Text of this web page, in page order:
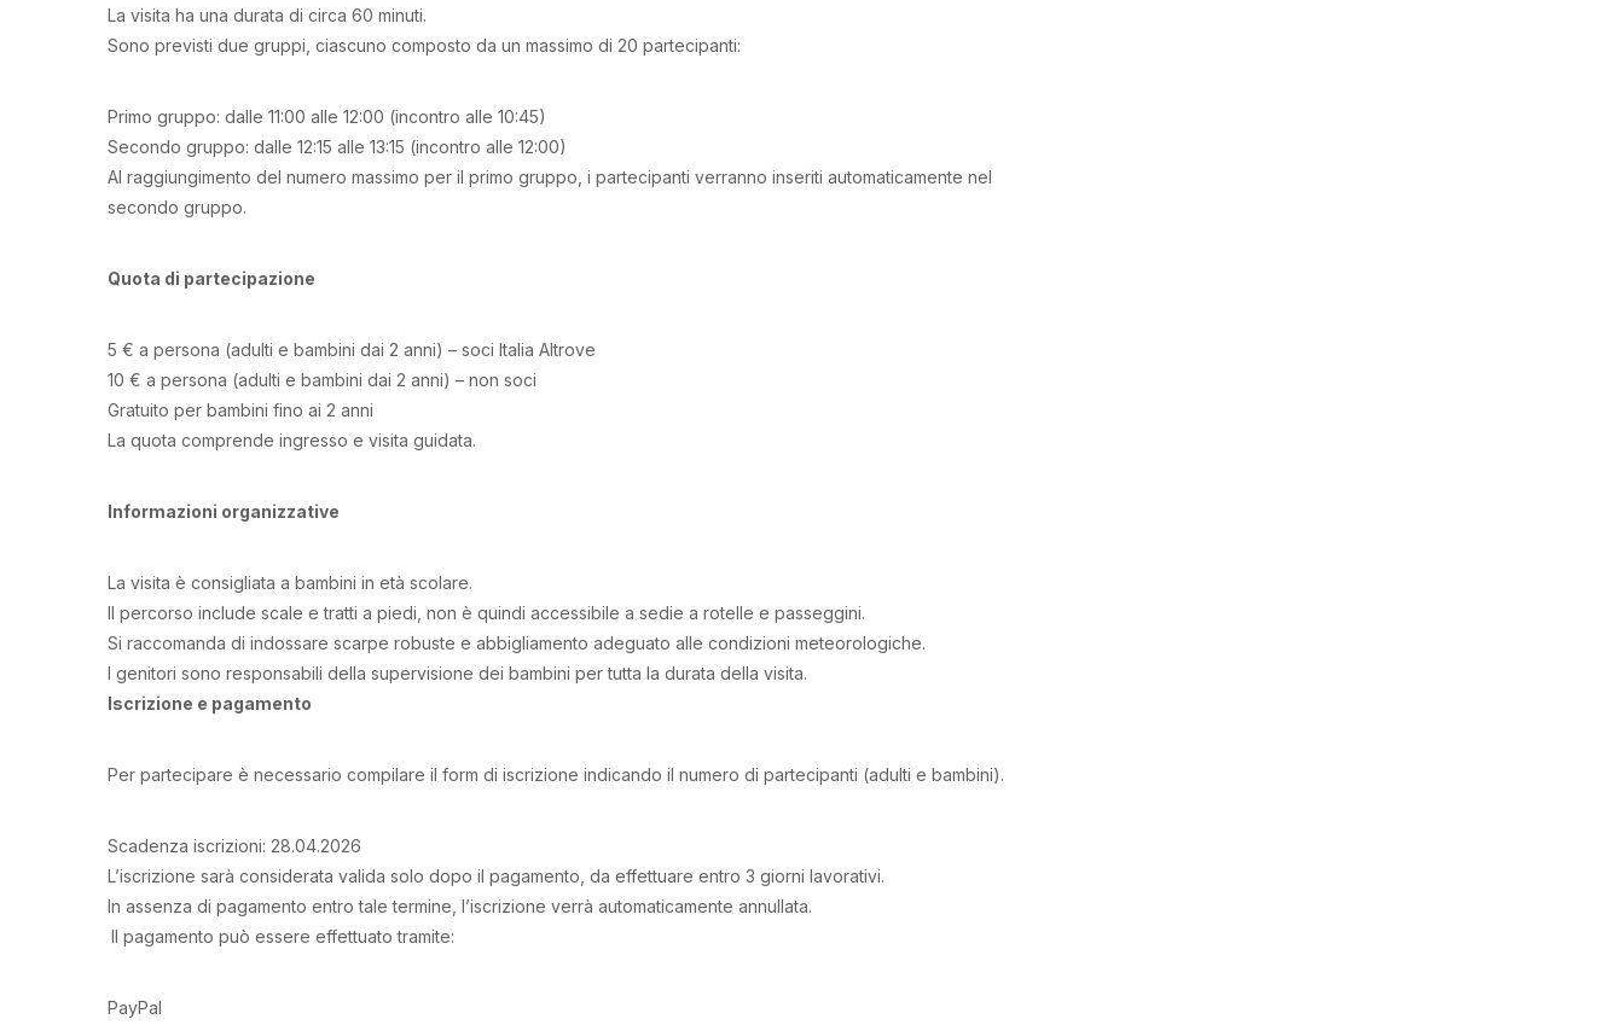
La visita ha una durata di circa 60 minuti.
Sono previsti due gruppi, ciascuno composto da un massimo di 20 partecipanti:
Primo gruppo: dalle 11:00 alle 12:00 (incontro alle 10:45)
Secondo gruppo: dalle 12:15 alle 13:15 (incontro alle 12:00)
Al raggiungimento del numero massimo per il primo gruppo, i partecipanti verranno inseriti automaticamente nel
secondo gruppo.
Quota di partecipazione
5 € a persona (adulti e bambini dai 2 anni) – soci Italia Altrove
10 € a persona (adulti e bambini dai 2 anni) – non soci
Gratuito per bambini fino ai 2 anni
La quota comprende ingresso e visita guidata.
Informazioni organizzative
La visita è consigliata a bambini in età scolare.
Il percorso include scale e tratti a piedi, non è quindi accessibile a sedie a rotelle e passeggini.
Si raccomanda di indossare scarpe robuste e abbigliamento adeguato alle condizioni meteorologiche.
I genitori sono responsabili della supervisione dei bambini per tutta la durata della visita.
Iscrizione e pagamento
Per partecipare è necessario compilare il form di iscrizione indicando il numero di partecipanti (adulti e bambini).
Scadenza iscrizioni: 28.04.2026
L’iscrizione sarà considerata valida solo dopo il pagamento, da effettuare entro 3 giorni lavorativi.
In assenza di pagamento entro tale termine, l’iscrizione verrà automaticamente annullata.
Il pagamento può essere effettuato tramite:
PayPal